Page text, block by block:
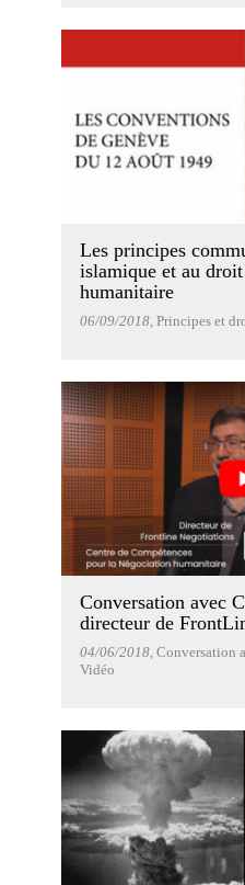
Les principes
islamique et au
humanitaire
06/09/2018, Principes et
Conversation avec
directeur de
04/06/2018, Conversation
Vidéo